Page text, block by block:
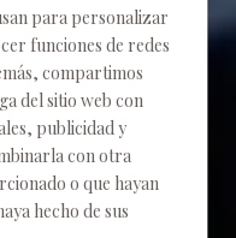
para personalizar
funciones de redes
compartimos
del sitio web con
publicidad y
con otra
o que hayan
hecho de sus